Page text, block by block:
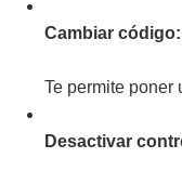
Cambiar código:
Te permite poner
Desactivar